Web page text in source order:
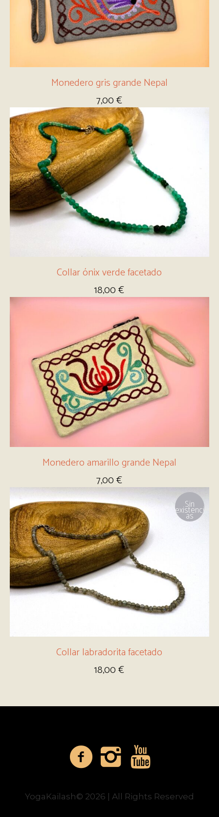
Monedero gris grande Nepal
7,00€
Collar ónix verde facetado
18,00€
Monedero amarillo grande Nepal
7,00€
Sin
existenci
as
Collar labradorita facetado
18,00€
YogaKailash© 2026 | All Rights Reserved